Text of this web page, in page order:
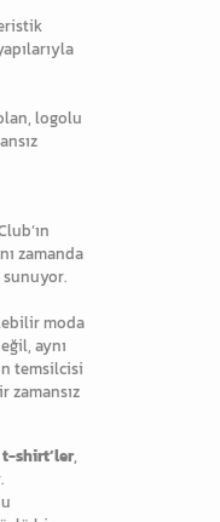
logolu
zamanda
moda
aynı
temsilcisi
zamansız
shirt’ler,